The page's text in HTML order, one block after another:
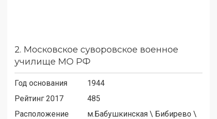
2. Московское суворовское военное
училище МО РФ
Год основания
1944
Рейтинг 2017
485
Расположение
м.Бабушкинская \ Бибирево \